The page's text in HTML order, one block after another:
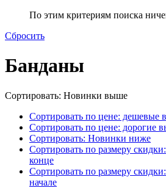
По этим критериям поиска
Сбросить
Банданы
Сортировать: Новинки выше
Сортировать по цене: дешевые
Сортировать по цене: дорогие
Сортировать: Новинки ниже
Сортировать по размеру
конце
Сортировать по размеру
начале